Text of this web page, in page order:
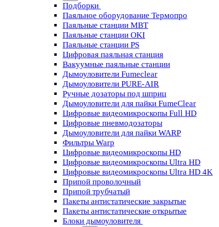
Подборки
Паяльное оборудование Термопро
Паяльные станции MBT
Паяльные станции OKI
Паяльные станции PS
Цифровая паяльная станция
Вакуумные паяльные станции
Дымоуловители Fumeclear
Дымоуловители PURE-AIR
Ручные дозаторы под шприц
Дымоуловители для пайки FumeClear
Цифровые видеомикроскопы Full HD
Цифровые пневмодозаторы
Дымоуловители для пайки WARP
Фильтры Warp
Цифровые видеомикроскопы HD
Цифровые видеомикроскопы Ultra HD
Цифровые видеомикроскопы Ultra HD 4K
Припой проволочный
Припой трубчатый
Пакеты антистатические закрытые
Пакеты антистатические открытые
Блоки дымоуловителя